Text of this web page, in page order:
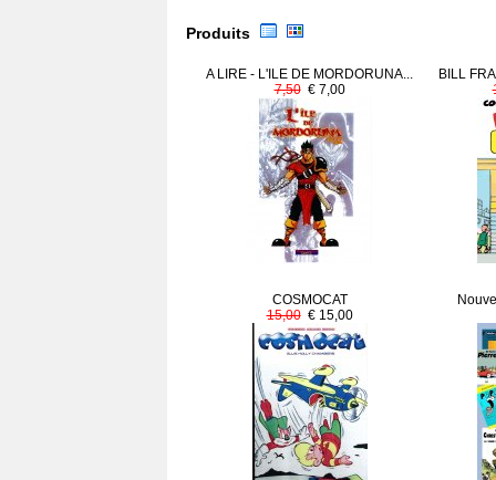
Produits
A LIRE - L'ILE DE MORDORUNA...
7,50€ 7,00
BILL
COSMOCAT
15,00€ 15,00